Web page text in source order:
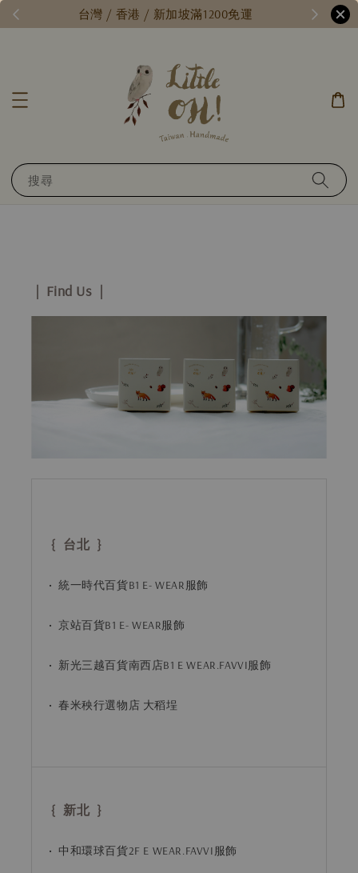
台灣 / 香港 / 新加坡滿1200免運
搜尋
| Find Us |
{ 台北 }
• 統一時代百貨B1 E- WEAR服飾
• 京站百貨B1 E- WEAR服飾
• 新光三越百貨南西店B1 E WEAR.FAVVI服飾
• 春米秧行選物店 大稻埕
{ 新北 }
• 中和環球百貨2F E WEAR.FAVVI服飾